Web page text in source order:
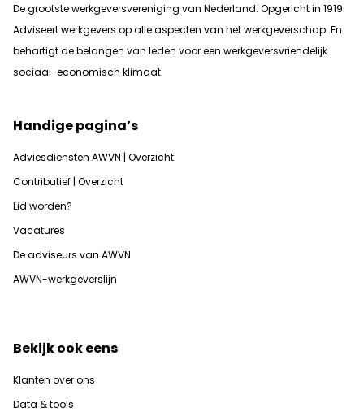
De grootste werkgeversvereniging van Nederland. Opgericht in 1919.
Adviseert werkgevers op alle aspecten van het werkgeverschap. En
behartigt de belangen van leden voor een werkgeversvriendelijk
sociaal-economisch klimaat.
Handige pagina’s
Adviesdiensten AWVN | Overzicht
Contributief | Overzicht
Lid worden?
Vacatures
De adviseurs van AWVN
AWVN-werkgeverslijn
Bekijk ook eens
Klanten over ons
Data & tools